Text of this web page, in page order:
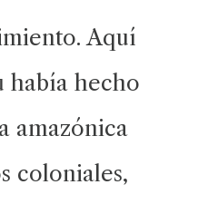
Aquí
había hecho
amazónica
coloniales,